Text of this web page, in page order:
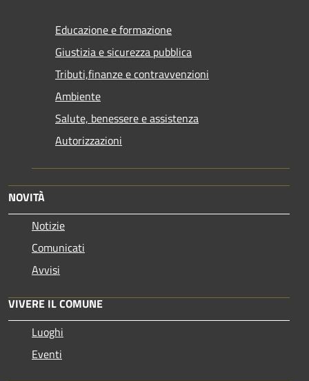
Educazione e formazione
Giustizia e sicurezza pubblica
Tributi,finanze e contravvenzioni
Ambiente
Salute, benessere e assistenza
Autorizzazioni
NOVITÀ
Notizie
Comunicati
Avvisi
VIVERE IL COMUNE
Luoghi
Eventi